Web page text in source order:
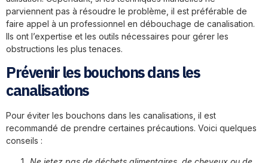
parviennent pas à résoudre le problème, il est préférable de
faire appel à un professionnel en débouchage de canalisation.
Ils ont l’expertise et les outils nécessaires pour gérer les
obstructions les plus tenaces.
Prévenir les bouchons dans les
canalisations
Pour éviter les bouchons dans les canalisations, il est
recommandé de prendre certaines précautions. Voici quelques
conseils :